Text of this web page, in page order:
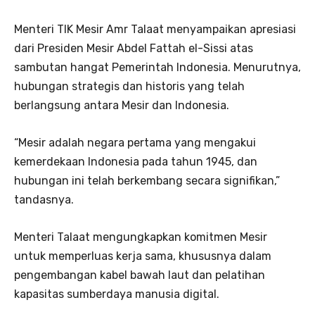
Menteri TIK Mesir Amr Talaat menyampaikan apresiasi
dari Presiden Mesir Abdel Fattah el-Sissi atas
sambutan hangat Pemerintah Indonesia. Menurutnya,
hubungan strategis dan historis yang telah
berlangsung antara Mesir dan Indonesia.
“Mesir adalah negara pertama yang mengakui
kemerdekaan Indonesia pada tahun 1945, dan
hubungan ini telah berkembang secara signifikan,”
tandasnya.
Menteri Talaat mengungkapkan komitmen Mesir
untuk memperluas kerja sama, khususnya dalam
pengembangan kabel bawah laut dan pelatihan
kapasitas sumberdaya manusia digital.